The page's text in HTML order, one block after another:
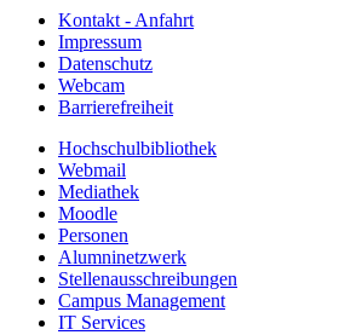
Kontakt - Anfahrt
Impressum
Datenschutz
Webcam
Barrierefreiheit
Hochschulbibliothek
Webmail
Mediathek
Moodle
Personen
Alumninetzwerk
Stellenausschreibungen
Campus Management
IT Services